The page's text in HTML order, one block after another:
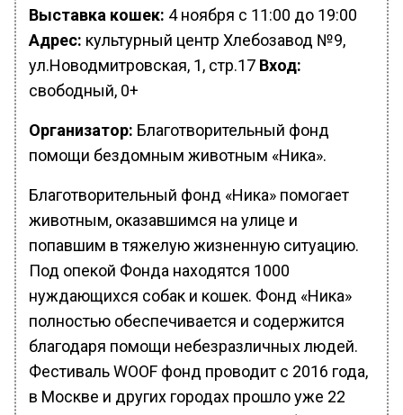
Выставка кошек: 4 ноября с 11:00 до 19:00
Адрес: культурный центр Хлебозавод №9,
ул.Новодмитровская, 1, стр.17 Вход:
свободный, 0+
Организатор: Благотворительный фонд
помощи бездомным животным «Ника».
Благотворительный фонд «Ника» помогает
животным, оказавшимся на улице и
попавшим в тяжелую жизненную ситуацию.
Под опекой Фонда находятся 1000
нуждающихся собак и кошек. Фонд «Ника»
полностью обеспечивается и содержится
благодаря помощи небезразличных людей.
Фестиваль WOOF фонд проводит с 2016 года,
в Москве и других городах прошло уже 22